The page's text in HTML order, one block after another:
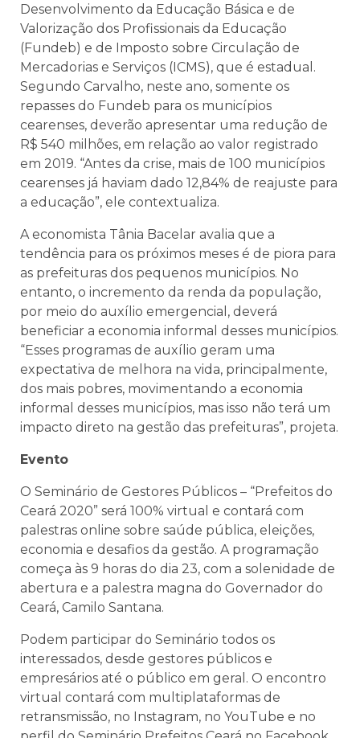
Desenvolvimento da Educação Básica e de
Valorização dos Profissionais da Educação
(Fundeb) e de Imposto sobre Circulação de
Mercadorias e Serviços (ICMS), que é estadual.
Segundo Carvalho, neste ano, somente os
repasses do Fundeb para os municípios
cearenses, deverão apresentar uma redução de
R$ 540 milhões, em relação ao valor registrado
em 2019. “Antes da crise, mais de 100 municípios
cearenses já haviam dado 12,84% de reajuste para
a educação”, ele contextualiza.
A economista Tânia Bacelar avalia que a
tendência para os próximos meses é de piora para
as prefeituras dos pequenos municípios. No
entanto, o incremento da renda da população,
por meio do auxílio emergencial, deverá
beneficiar a economia informal desses municípios.
“Esses programas de auxílio geram uma
expectativa de melhora na vida, principalmente,
dos mais pobres, movimentando a economia
informal desses municípios, mas isso não terá um
impacto direto na gestão das prefeituras”, projeta.
Evento
O Seminário de Gestores Públicos – “Prefeitos do
Ceará 2020” será 100% virtual e contará com
palestras online sobre saúde pública, eleições,
economia e desafios da gestão. A programação
começa às 9 horas do dia 23, com a solenidade de
abertura e a palestra magna do Governador do
Ceará, Camilo Santana.
Podem participar do Seminário todos os
interessados, desde gestores públicos e
empresários até o público em geral. O encontro
virtual contará com multiplataformas de
retransmissão, no Instagram, no YouTube e no